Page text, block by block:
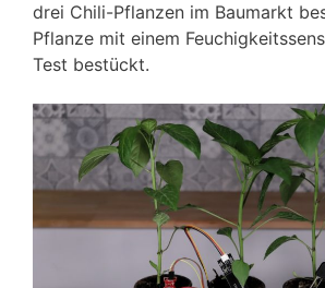
drei Chili-Pflanzen im Baumarkt
Pflanze mit einem
Test bestückt.